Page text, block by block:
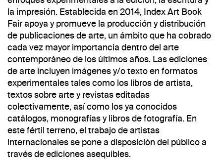
la impresión. Establecida en 2014, Index Art Book
Fair apoya y promueve la producción y distribución
de publicaciones de arte, un ámbito que ha cobrado
cada vez mayor importancia dentro del arte
contemporáneo de los últimos años. Las ediciones
de arte incluyen imágenes y/o texto en formatos
experimentales tales como los libros de artista,
textos sobre arte y revistas editadas
colectivamente, así como los ya conocidos
catálogos, monografías y libros de fotografía. En
este fértil terreno, el trabajo de artistas
internacionales se pone a disposición del público a
través de ediciones asequibles.